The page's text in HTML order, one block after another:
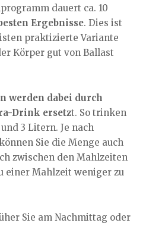
dauert ca. 10
Ergebnisse. Dies ist
praktizierte Variante
Körper gut von Ballast
werden dabei durch
Drink ersetzt. So trinken
3 Litern. Je nach
Sie die Menge auch
zwischen den Mahlzeiten
einer Mahlzeit weniger zu
Sie am Nachmittag oder